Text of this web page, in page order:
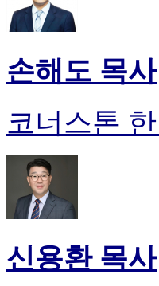
손해도 목사
코너스톤
신용환 목사